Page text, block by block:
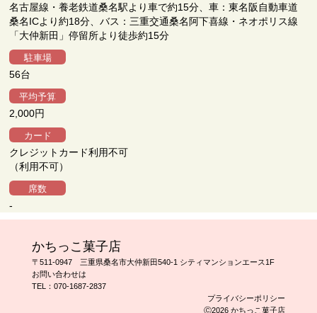
名古屋線・養老鉄道桑名駅より車で約15分、車：東名阪自動車道
桑名ICより約18分、バス：三重交通桑名阿下喜線・ネオポリス線
「大仲新田」停留所より徒歩約15分
駐車場
56台
平均予算
2,000円
カード
クレジットカード利用不可
（利用不可）
席数
-
かちっこ菓子店
〒511-0947 三重県桑名市大仲新田540-1 シティマンションエース1F
お問い合わせは
TEL： 070-1687-2837
プライバシーポリシー
Ⓒ2026 かちっこ菓子店